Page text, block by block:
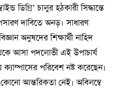
ডিগ্রি’ চালুর হঠকারী সিদ্ধান্তে
দাবিতে অনড়। সাধারণ
অনুষদের শিক্ষার্থী নাহিদ
আসা পদলোভী এই উপাচার্য
ক্যাম্পাসের পরিবেশ নষ্ট করেছেন।
আন্তরিকতা নেই। অবিলম্বে